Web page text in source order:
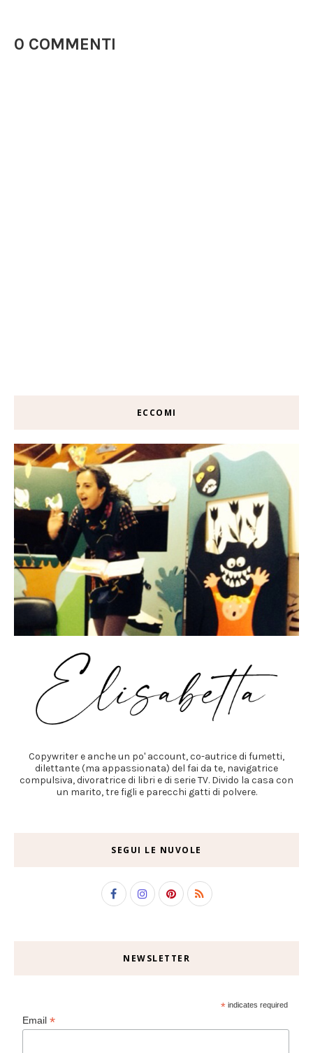
0 COMMENTI
ECCOMI
Copywriter e anche un po' account, co-autrice di fumetti,
dilettante (ma appassionata) del fai da te, navigatrice
compulsiva, divoratrice di libri e di serie TV. Divido la casa con
un marito, tre figli e parecchi gatti di polvere.
SEGUI LE NUVOLE
NEWSLETTER
* indicates required
Email*